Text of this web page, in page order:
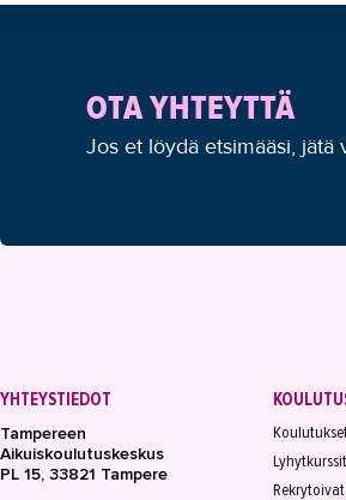
OTA YHTEYTTÄ
Jos et löydä etsimääsi,
YHTEYSTIEDOT
Tampereen
Aikuiskoulutuskeskus
PL 15, 33821 Tampere